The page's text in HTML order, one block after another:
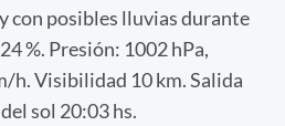
con posibles lluvias durante
%. Presión: 1002 hPa,
h. Visibilidad 10 km. Salida
sol 20:03 hs.